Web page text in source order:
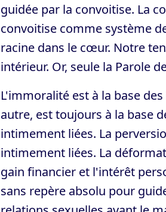
guidée par la convoitise. La
convoitise comme système
racine dans le cœur. Notre
intérieur. Or, seule la Parole
L'immoralité est à la base
autre, est toujours à la base
intimement liées. La
intimement liées. La
gain financier et l'intérêt
sans repère absolu pour